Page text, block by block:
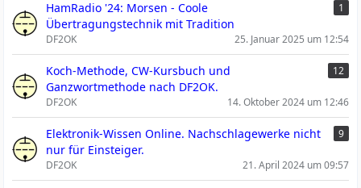
HamRadio '24: Morsen - Coole
Übertragungstechnik mit Tradition
1
DF2OK 25. Januar 2025 um 12:54
Koch-Methode, CW-Kursbuch und
Ganzwortmethode nach DF2OK.
12
DF2OK 14. Oktober 2024 um 12:46
Elektronik-Wissen Online. Nachschlagewerke nicht
nur für Einsteiger.
9
DF2OK 21. April 2024 um 09:57